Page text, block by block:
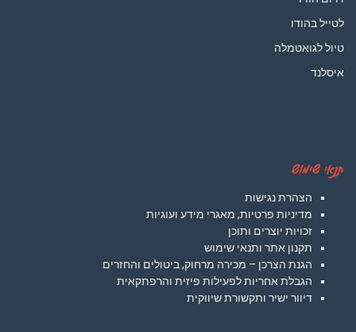
לטייל בהודו
טיול לגואטמלה
איסלנד
תנאי שימוש
הצהרת נגישות
מדיניות פרטיות, מאגרי מידע ועוגיות
זכויות יוצרים ותוכן
תקנון אתר ותנאי שימוש
הגנת הצרכן – מכירה מרחוק, ביטולים והחזרים
הגבלת אחריות לפעילות פיזית והרפתקאית
דיוור ישיר ותקשורת שיווקית